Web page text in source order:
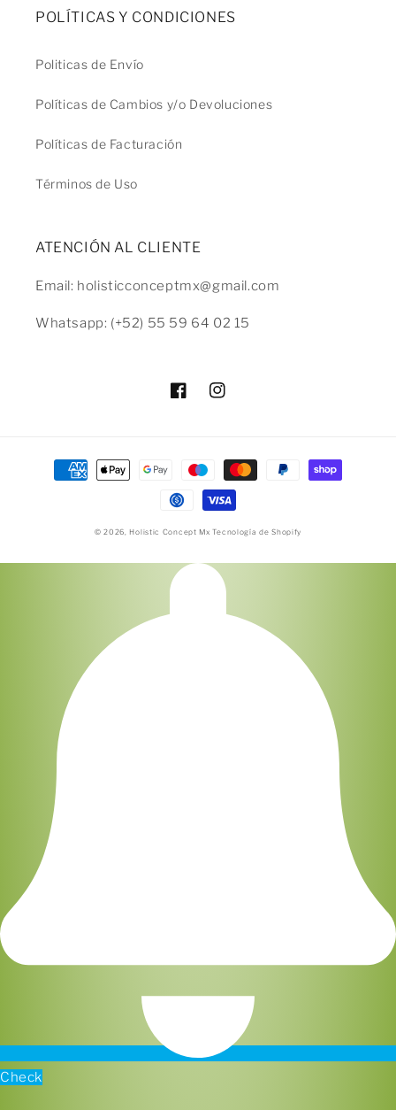
POLÍTICAS Y CONDICIONES
Politicas de Envío
Políticas de Cambios y/o Devoluciones
Políticas de Facturación
Términos de Uso
ATENCIÓN AL CLIENTE
Email: holisticconceptmx@gmail.com
Whatsapp: (+52) 55 59 64 02 15
FacebookInstagram
Formas
© 2026, Holistic Concept Mx Tecnología de Shopify
Check